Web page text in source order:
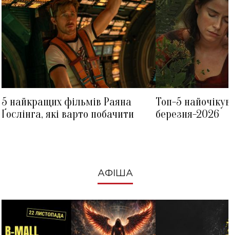
5 найкращих фільмів Раяна
Ґослінга, які варто побачити
Топ-5
березня-2026
АФІША